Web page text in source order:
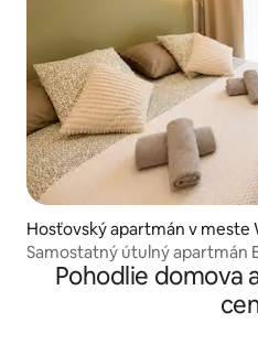
Hosťovský apartmán v meste
Samostatný útulný apartmán
Pohodlie domova